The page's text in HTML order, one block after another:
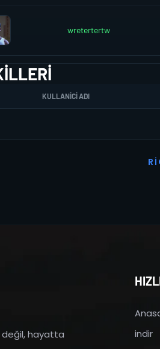
wretertertw
KULLANICI ADI
R I
değil, hayatta
indir